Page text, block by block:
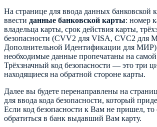
На странице для ввода данных банковской
ввести данные банковской карты: номер
владельца карты, срок действия карты,
безопасности (CVV2 для VISA, CVC2 для
Дополнительной Идентификации для
необходимые данные пропечатаны на самой
Трёхзначный код безопасности — это три
находящиеся на обратной стороне карты.
Далее вы будете перенаправлены на
для ввода кода безопасности, который
Если код безопасности к Вам не пришел, то
обратиться в банк выдавший Вам карту.